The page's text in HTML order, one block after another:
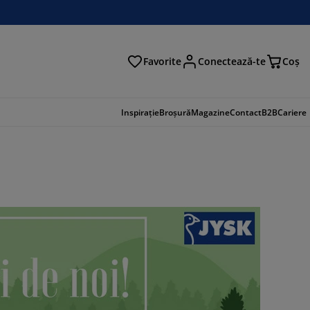
Favorite Conectează-te Coş
InspirațieBroșurăMagazineContactB2BCariere